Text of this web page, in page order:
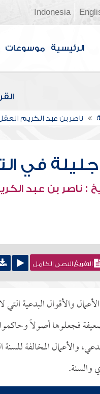
Indonesia
الرئيسية موسوعات
ناصر بن عبد الكريم
في
: ناصر بن عبد
التفريغ النصي الكامل
والأقوال البدعية
فجعلوها أصولاً
والأعمال المخالفة للسنة
والسنة.